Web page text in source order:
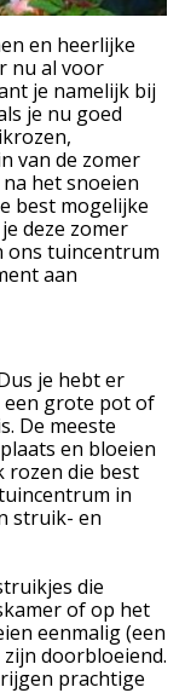
en heerlijke
nu al voor
je namelijk bij
je nu goed
van de zomer
het snoeien
best mogelijke
deze zomer
ons tuincentrum
aan
je hebt er
een grote pot of
De meeste
en bloeien
rozen die best
in
struik- en
die
of op het
eenmalig (een
doorbloeiend.
prachtige